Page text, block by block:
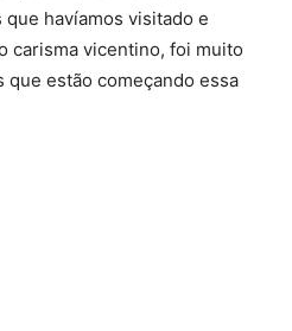
que havíamos visitado e
carisma vicentino, foi muito
estão começando essa